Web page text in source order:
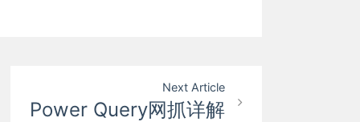
Next Article
Power Query网抓详解